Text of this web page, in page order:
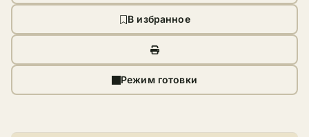
В избранное
Режим готовки